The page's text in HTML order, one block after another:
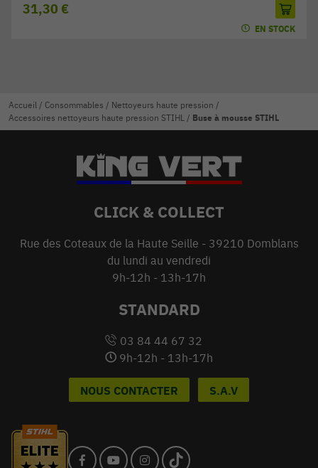
31,30 €
EN STOCK
Accueil / Consommables / Nettoyeurs haute pression /
Accessoires nettoyeurs haute pression STIHL / Buse à mousse STIHL
CLICK & COLLECT
Rue des Coteaux de la Haute Seille - 39210 Domblans
du lundi au vendredi
9h-12h - 13h-17h
STANDARD
03 84 44 67 32
9h-12h - 13h-17h
NOUS CONTACTER S.A.V